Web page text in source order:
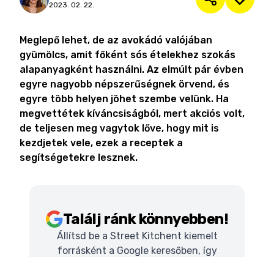
2023. 02. 22.
Meglepő lehet, de az avokádó valójában
gyümölcs, amit főként sós ételekhez szokás
alapanyagként használni. Az elmúlt pár évben
egyre nagyobb népszerűségnek örvend, és
egyre több helyen jöhet szembe velünk. Ha
megvettétek kíváncsiságból, mert akciós volt,
de teljesen meg vagytok lőve, hogy mit is
kezdjetek vele, ezek a receptek a
segítségetekre lesznek.
Találj ránk könnyebben!
Állítsd be a Street Kitchent kiemelt
forrásként a Google keresőben, így